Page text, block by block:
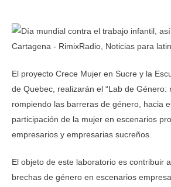
El proyecto Crece Mujer en Sucre y la
de Quebec, realizarán el “Lab de Género:
rompiendo las barreras de género, hacia
participación de la mujer en escenarios
empresarios y empresarias sucreños.
El objeto de este laboratorio es contribuir
brechas de género en escenarios